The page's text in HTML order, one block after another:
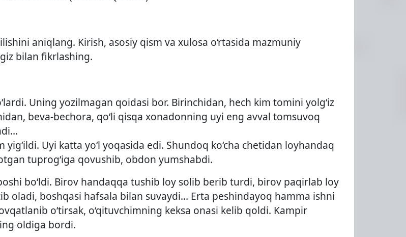
aniqlang. Kirish, asosiy qism va xulosa o‘rtasida mazmuniy
bilan fikrlashing.
Uning yozilmagan qoidasi bor. Birinchidan, hech kim tomini yolg‘iz
beva-bechora, qo‘li qisqa xonadonning uyi eng avval tomsuvoq
Uyi katta yo‘l yoqasida edi. Shundoq ko‘cha chetidan loyhandaq
tuprog‘iga qovushib, obdon yumshabdi.
bo‘ldi. Birov handaqqa tushib loy solib berib turdi, birov paqirlab loy
oladi, boshqasi hafsala bilan suvaydi… Erta peshindayoq hamma ishni
o‘tirsak, o‘qituvchimning keksa onasi kelib qoldi. Kampir
oldiga bordi.